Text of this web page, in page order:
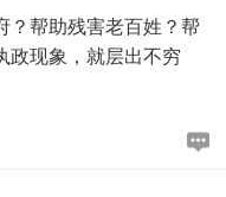
？帮助残害老百姓？帮
政现象，就层出不穷